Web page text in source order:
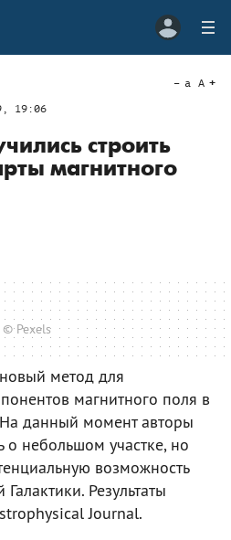
19:06
a A
строить
магнитного
© Pexels
метод для
магнитного поля в
данный момент авторы
небольшом участке, но
возможность
Результаты
Journal.